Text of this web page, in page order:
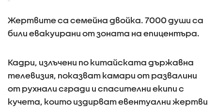
Жертвите са семейна двойка. 7000 души са
били евакуирани от зоната на епицентъра.
Кадри, излъчени по китайската държавна
телевизия, показват камари от развалини
от рухнали сгради и спасителни екипи с
кучета, които издирват евентуални жертви